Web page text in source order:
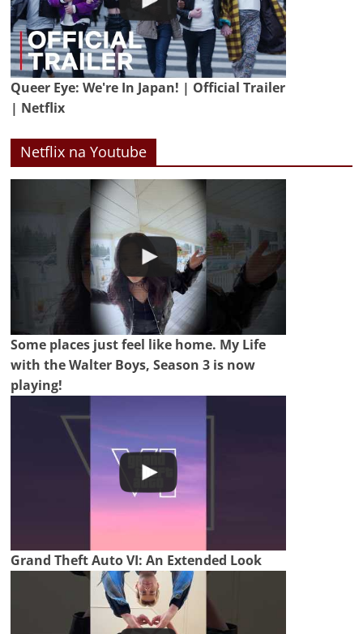
Queer Eye: We're In Japan! | Official Trailer
| Netflix
Netflix na Youtube
Some places just feel like home. My Life
with the Walter Boys, Season 3 is now
playing!
Grand Theft Auto VI: An Extended Look